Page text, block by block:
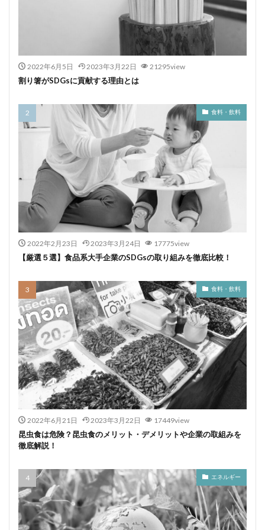
2022年6月5日 2023年3月22日 21295view
割り箸がSDGsに貢献する理由とは
食料・飲料
2022年2月23日 2023年3月24日 17775view
【厳選５選】食品系大手企業のSDGsの取り組みを徹底比較！
食料・飲料
2022年6月21日 2023年3月22日 17449view
昆虫食は危険？昆虫食のメリット・デメリットや企業の取組みを
徹底解説！
エネルギー